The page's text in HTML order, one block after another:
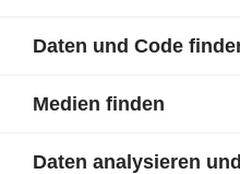
Daten und Code
Medien finden
Daten analysieren